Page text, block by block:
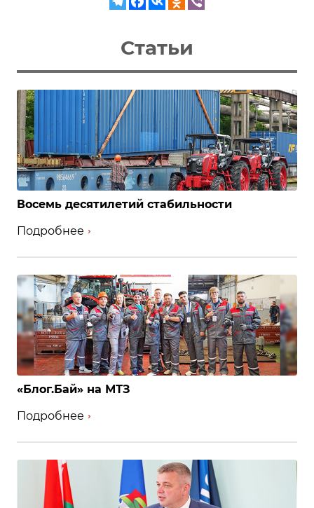
Статьи
Восемь десятилетий стабильности
Подробнее
«Блог.Бай» на МТЗ
Подробнее